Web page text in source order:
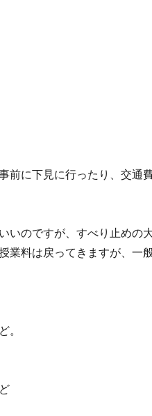
前に下見に行ったり、交通
いのですが、すべり止めの
業料は戻ってきますが、一
。